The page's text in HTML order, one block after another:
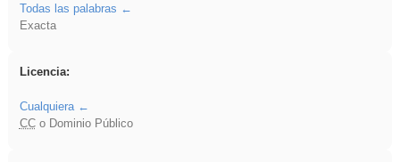
Todas las palabras
Exacta
Licencia:
Cualquiera
CCo Dominio Público